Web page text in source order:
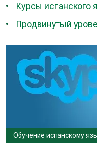
Курсы испанского
Продвинутый
Обучение испанскому